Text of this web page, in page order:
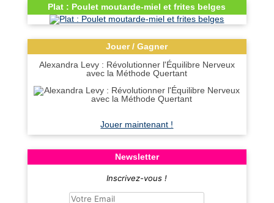
Plat : Poulet moutarde-miel et frites belges
Jouer / Gagner
Alexandra Levy : Révolutionner l'Équilibre Nerveux
avec la Méthode Quertant
Jouer maintenant !
Newsletter
Inscrivez-vous !